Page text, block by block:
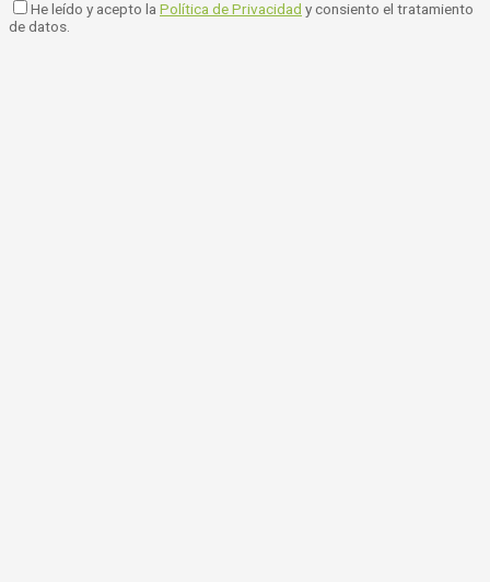
He leído y acepto la Política de Privacidad y consiento el tratamiento
de datos.